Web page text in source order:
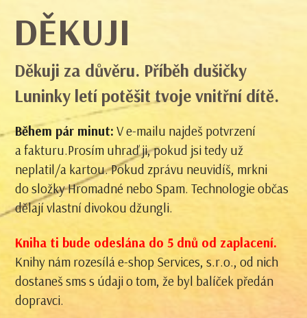
DĚKUJI
Děkuji za důvěru. Příběh dušičky
Luninky letí potěšit tvoje vnitřní dítě.
Během pár minut: V e-mailu najdeš potvrzení
a fakturu.Prosím uhraď ji, pokud jsi tedy už
neplatil/a kartou. Pokud zprávu neuvidíš, mrkni
do složky Hromadné nebo Spam. Technologie občas
dělají vlastní divokou džungli.
Kniha ti bude odeslána do 5 dnů od zaplacení.
Knihy nám rozesílá e-shop Services, s.r.o., od nich
dostaneš sms s údaji o tom, že byl balíček předán
dopravci.